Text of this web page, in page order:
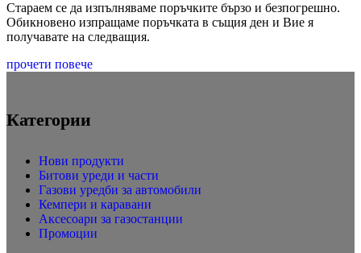
Стараем се да изпълняваме поръчките бързо и безпогрешно.
Обикновено изпращаме поръчката в същия ден и Вие я
получавате на следващия.
прочети повече
Категории
Нови продукти
Битови уреди и части
Газови уредби за автомобили
Кемпери и каравани
Аксесоари за газостанции
Промоции